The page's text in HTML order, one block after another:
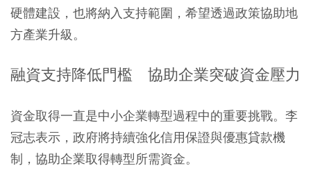
硬體建設，也將納入支持範圍，希望透過政策協助地
方產業升級。
融資支持降低門檻 協助企業突破資金壓力
資金取得一直是中小企業轉型過程中的重要挑戰。李
冠志表示，政府將持續強化信用保證與優惠貸款機
制，協助企業取得轉型所需資金。